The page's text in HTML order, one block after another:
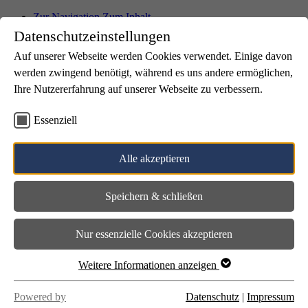
Datenschutzeinstellungen
Auf unserer Webseite werden Cookies verwendet. Einige davon
werden zwingend benötigt, während es uns andere ermöglichen,
Ihre Nutzererfahrung auf unserer Webseite zu verbessern.
Essenziell
Alle akzeptieren
Speichern & schließen
Nur essenzielle Cookies akzeptieren
Weitere Informationen anzeigen
Powered by
Datenschutz | Impressum
Zur NavigationZum Inhalt
Karriere
Kontakt
Suche
Übersicht
Leitbild
Standorte
Übersicht
Standort Kuchenheim
Standort Ülpenich
Standort Zingsheim
NE.W Außenarbeitsplätze
QUBI.Eifel Mechernich